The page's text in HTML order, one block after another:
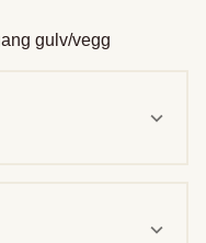
gulv/vegg